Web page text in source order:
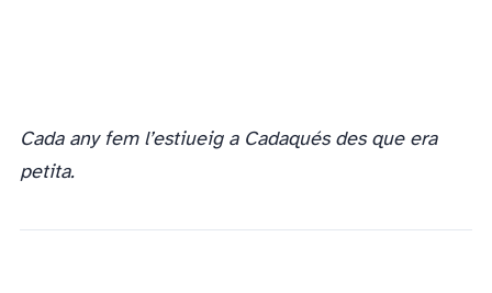
Cada any fem l’estiueig a Cadaqués des que era
petita.